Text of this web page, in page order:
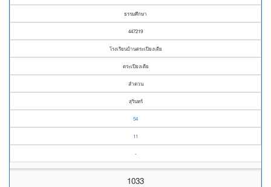
ธรรมศึกษา
447219
โรงเรียนบ้านตระเปียงเตีย
ตระเปียงเตีย
ลำดวน
สุรินทร์
54
11
-
1033